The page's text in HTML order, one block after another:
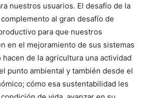
nuestros usuarios. El desafío de la
al gran desafío de
para que nuestros
en el mejoramiento de sus sistemas
de la agricultura una actividad
punto ambiental y también desde el
cómo esa sustentabilidad les